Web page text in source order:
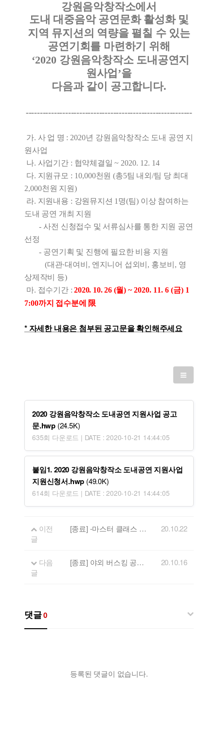
강원음악창작소에서
도내 대중음악 공연문화 활성화 및
지역 뮤지션의 역량을 펼칠 수 있는
공연기회를 마련하기 위해
‘2020 강원음악창작소 도내공연지
원사업 ’을
다음과 같이 공고합니다.
-----------------------------------------------------------
가. 사 업 명 : 2020년 강원음악창작소 도내 공연 지
원사업
나. 사업기간 : 협약체결일~ 2020. 12. 14
다. 지원규모 : 10,000천원(총5팀 내외/팀 당 최대
2,000천원 지원)
라. 지원내용 : 강원뮤지션 1 명(팀) 이상 참여하는
도내 공연 개최 지원
- 사전 신청접수 및 서류심사를 통한 지원 공연
선정
- 공연기획 및 진행에 필요한 비용 지원
(대관·대여비 , 엔지니어 섭외비 , 홍보비 , 영
상제작비 등)
마. 접수기간 : 2020. 10. 26 (월) ~ 2020. 11. 6 (금) 1
7:00까지 접수분에 限
* 자세한 내용은 첨부된 공고문을 확인해주세요
2020 강원음악창작소 도내공연 지원사업 공고
문.hwp (24.5K)
635회 다운로드 | DATE : 2020-10-21 14:44:05
붙임1. 2020 강원음악창작소 도내공연 지원사업
지원신청서.hwp (49.0K)
614회 다운로드 | DATE : 2020-10-21 14:44:05
이전
글
[종료] -마스터 클래스 1회차- 기타리스트 박창곤 강연 안내 20.10.22
다음
글
[종료] 야외 버스킹 공연 진행 안내 20.10.16
댓글0
등록된 댓글이 없습니다.